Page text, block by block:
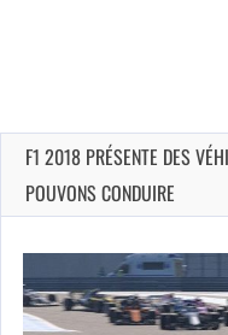
F1 2018 PRÉSENTE DES
POUVONS CONDUIRE